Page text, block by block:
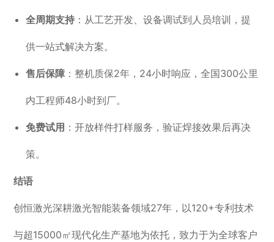
全周期支持 ：从工艺开发、设备调试到人员培训，提
供一站式解决方案。
售后保障 ：整机质保2年，24小时响应，全国300公里
内工程师48小时到厂。
免费试用 ：开放样件打样服务，验证焊接效果后再决
策。
结语
创恒激光深耕激光智能装备领域27年，以120+专利技术
与超15000㎡现代化生产基地为依托，致力于为全球客户